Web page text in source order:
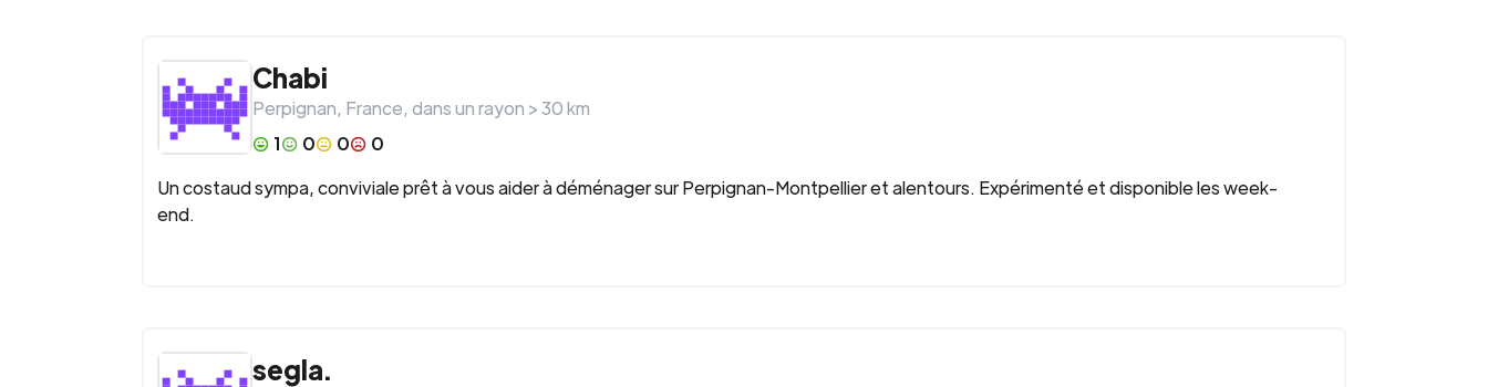
Chabi
Perpignan, France, dans un rayon >30km
1
0 0
0
Un costaud sympa, conviviale prêt à vous aider à déménager sur Perpignan-Montpellier et alentours. Expérimenté et disponible les week-
end.
segla.